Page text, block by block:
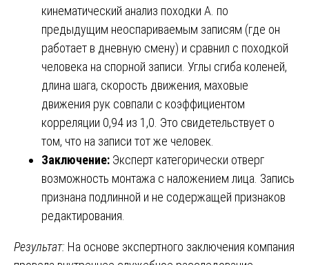
кинематический анализ походки А. по
предыдущим неоспариваемым записям (где он
работает в дневную смену) и сравнил с походкой
человека на спорной записи. Углы сгиба коленей,
длина шага, скорость движения, маховые
движения рук совпали с коэффициентом
корреляции 0,94 из 1,0. Это свидетельствует о
том, что на записи тот же человек.
Заключение: Эксперт категорически отверг
возможность монтажа с наложением лица. Запись
признана подлинной и не содержащей признаков
редактирования.
Результат: На основе экспертного заключения компания